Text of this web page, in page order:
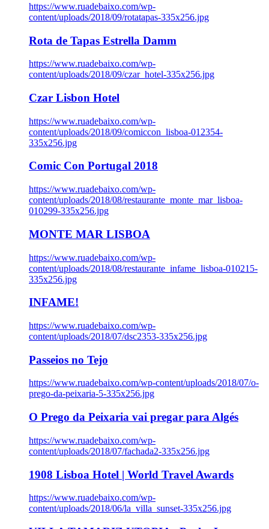
https://www.ruadebaixo.com/wp-
content/uploads/2018/09/rotatapas-335x256.jpg
Rota de Tapas Estrella Damm
https://www.ruadebaixo.com/wp-
content/uploads/2018/09/czar_hotel-335x256.jpg
Czar Lisbon Hotel
https://www.ruadebaixo.com/wp-
content/uploads/2018/09/comiccon_lisboa-012354-
335x256.jpg
Comic Con Portugal 2018
https://www.ruadebaixo.com/wp-
content/uploads/2018/08/restaurante_monte_mar_lisboa-
010299-335x256.jpg
MONTE MAR LISBOA
https://www.ruadebaixo.com/wp-
content/uploads/2018/08/restaurante_infame_lisboa-010215-
335x256.jpg
INFAME!
https://www.ruadebaixo.com/wp-
content/uploads/2018/07/dsc2353-335x256.jpg
Passeios no Tejo
https://www.ruadebaixo.com/wp-content/uploads/2018/07/o-
prego-da-peixaria-5-335x256.jpg
O Prego da Peixaria vai pregar para Algés
https://www.ruadebaixo.com/wp-
content/uploads/2018/07/fachada2-335x256.jpg
1908 Lisboa Hotel | World Travel Awards
https://www.ruadebaixo.com/wp-
content/uploads/2018/06/la_villa_sunset-335x256.jpg